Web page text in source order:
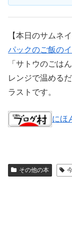
【本日のサムネイ
パックのご飯の
「サトウのごは
レンジで温める
ラストです。
にほ
その他の本